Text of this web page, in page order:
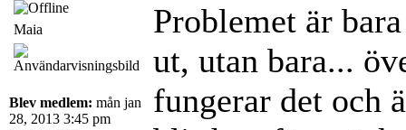
Maia
Blev medlem: mån jan
28, 2013 3:45 pm
Problemet är
ut, utan bara...
fungerar det och